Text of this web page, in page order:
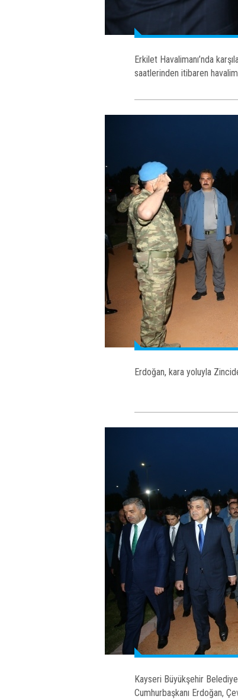
Erkilet Havalimanı’nda
saatlerinden itibaren
Erdoğan, kara yoluyla
Kayseri Büyükşehir
Cumhurbaşkanı Erdoğan,